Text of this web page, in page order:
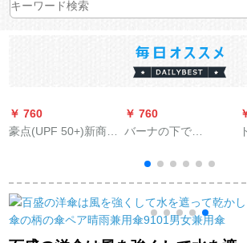
￥ 760
豪点(UPF 50+)新商品
日焼け止め傘三五折
晴雨兼用傘日傘女性
紫外線防止マニアル
三折モデル-D 1310 B
￥ 760
バーナの下で
ル屋外日烧け止めパ
ラソル女性の紫外线
防止折りたたみ傘晴
雨兼用